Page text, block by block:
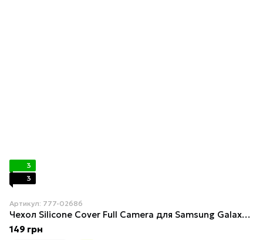
3
3
Артикул: 777-02686
Чехол Silicone Cover Full Camera для Samsung Galaxy A04 (A045) Pink Sand
149 грн